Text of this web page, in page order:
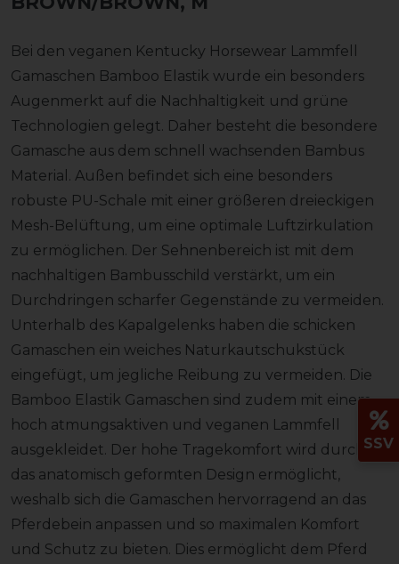
Bei den veganen Kentucky Horsewear Lammfell
Gamaschen Bamboo Elastik wurde ein besonders
Augenmerkt auf die Nachhaltigkeit und grüne
Technologien gelegt. Daher besteht die besondere
Gamasche aus dem schnell wachsenden Bambus
Material. Außen befindet sich eine besonders
robuste PU-Schale mit einer größeren dreieckigen
Mesh-Belüftung, um eine optimale Luftzirkulation
zu ermöglichen. Der Sehnenbereich ist mit dem
nachhaltigen Bambusschild verstärkt, um ein
Durchdringen scharfer Gegenstände zu vermeiden.
Unterhalb des Kapalgelenks haben die schicken
Gamaschen ein weiches Naturkautschukstück
eingefügt, um jegliche Reibung zu vermeiden. Die
Bamboo Elastik Gamaschen sind zudem mit einem
hoch atmungsaktiven und veganen Lammfell
ausgekleidet. Der hohe Tragekomfort wird durch
das anatomisch geformten Design ermöglicht,
weshalb sich die Gamaschen hervorragend an das
Pferdebein anpassen und so maximalen Komfort
und Schutz zu bieten. Dies ermöglicht dem Pferd
SSV